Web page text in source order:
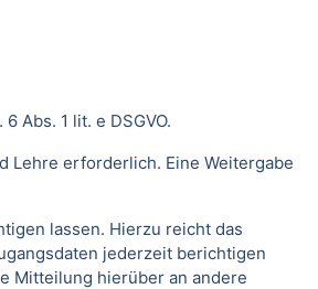
Abs. 1 lit. e DSGVO.
Lehre erforderlich. Eine Weitergabe
lassen. Hierzu reicht das
jederzeit berichtigen
Mitteilung hierüber an andere